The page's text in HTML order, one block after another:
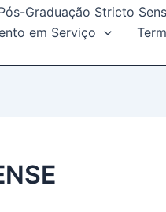
Graduação Stricto
em Serviço